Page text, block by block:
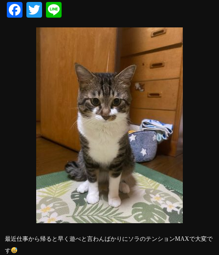
Facebook
Twitter
最近仕事から帰ると早く遊べと言わんばかりにソラのテンションMAXで大変で
す